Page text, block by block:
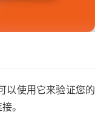
以使用它来验证您的
。